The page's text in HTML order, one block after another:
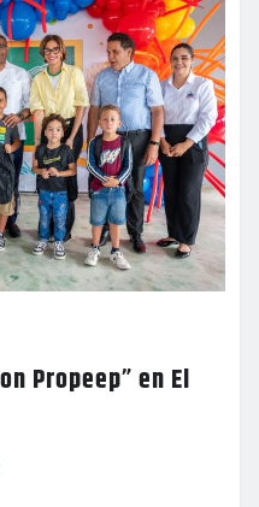
Propeep” en El